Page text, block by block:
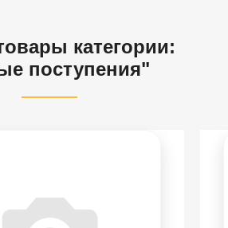
категории:
поступения"